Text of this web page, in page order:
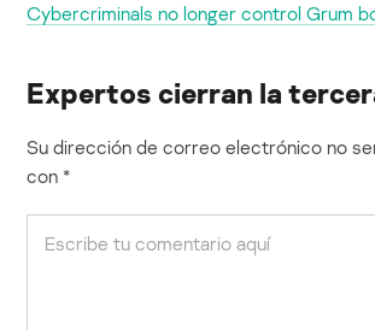
Cybercriminals no longer control Grum
Expertos cierran la
Su dirección de correo electrónico no
con *